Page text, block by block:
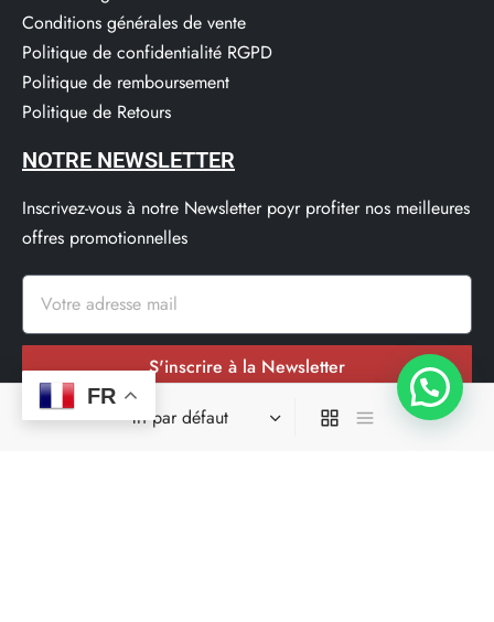
Conditions générales de vente
Politique de confidentialité RGPD
Politique de remboursement
Politique de Retours
NOTRE NEWSLETTER
Inscrivez-vous à notre Newsletter poyr profiter nos meilleures
offres promotionnelles
S'inscrire à la Newsletter
FR